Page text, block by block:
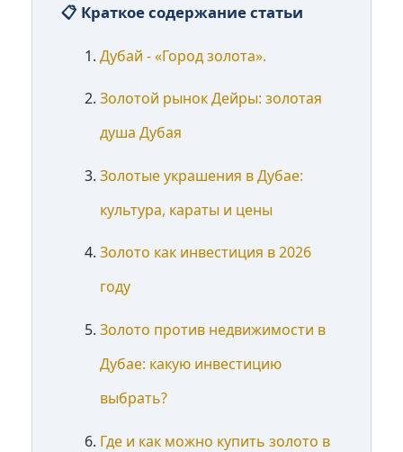
📋 Краткое содержание статьи
Дубай - «Город золота».
Золотой рынок Дейры: золотая
душа Дубая
Золотые украшения в Дубае:
культура, караты и цены
Золото как инвестиция в 2026
году
Золото против недвижимости в
Дубае: какую инвестицию
выбрать?
Где и как можно купить золото в